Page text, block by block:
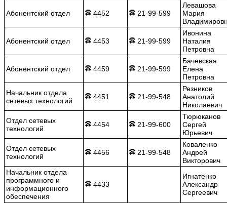
Абонентский отдел 4452 21-99-599
Левашова
Мария
Абонентский отдел 4453 21-99-599
Ивонина
Наталия
Петровна
Абонентский отдел 4459 21-99-599
Бачевская
Елена
Петровна
Начальник отдела
сетевых технологий
4451 21-99-548
Резников
Анатолий
Николаевич
Отдел сетевых
технологий
4454 21-99-600
Тюрюканов
Сергей
Юрьевич
Отдел сетевых
технологий
4456 21-99-548
Коваленко
Андрей
Викторович
Начальник отдела
программного и
информационного
обеспечения
4433
Игнатенко
Александр
Сергеевич